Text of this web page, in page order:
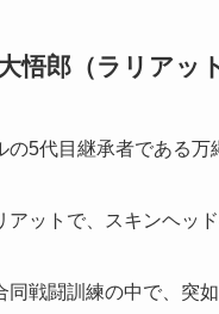
悟郎（ラリアッ
の5代目継承者である
アットで、スキンヘッ
同戦闘訓練の中で、突